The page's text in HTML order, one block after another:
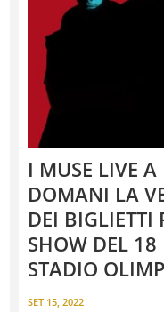
I MUSE LIVE
DOMANI LA
DEI BIGLIETTI
SHOW DEL
STADIO
SET 15, 2022